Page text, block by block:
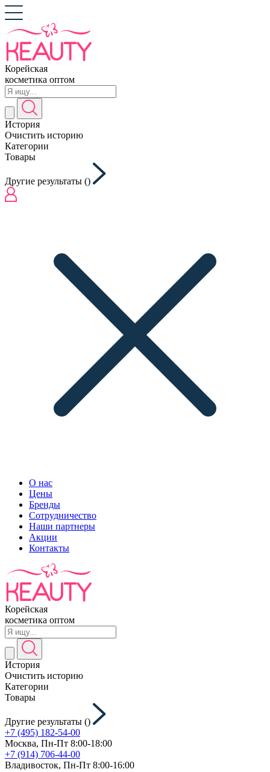
Корейская
косметика оптом
История
Очистить историю
Категории
Товары
Другие результаты ()
О нас
Цены
Бренды
Сотрудничество
Наши партнеры
Акции
Контакты
Корейская
косметика оптом
История
Очистить историю
Категории
Товары
Другие результаты ()
+7 (495) 182-54-00
Москва, Пн-Пт 8:00-18:00
+7 (914) 706-44-00
Владивосток, Пн-Пт 8:00-16:00